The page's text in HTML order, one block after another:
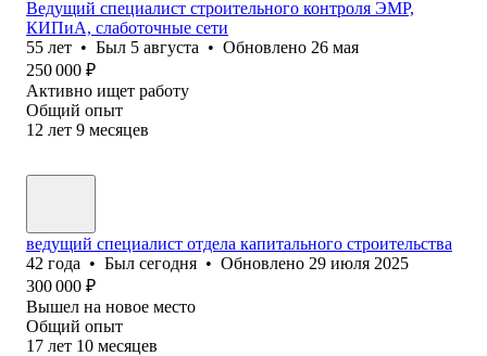
Ведущий специалист строительного контроля ЭМР,
КИПиА, слаботочные сети
55 лет • Был 5 августа • Обновлено 26 мая
250 000 ₽
Активно ищет работу
Общий опыт
12 лет 9 месяцев
ведущий специалист отдела капитального строительства
42 года • Был сегодня • Обновлено 29 июля 2025
300 000 ₽
Вышел на новое место
Общий опыт
17 лет 10 месяцев